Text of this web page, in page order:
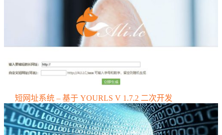
短网址系统 – 基于 YOURLS V 1.7.2 二次开发